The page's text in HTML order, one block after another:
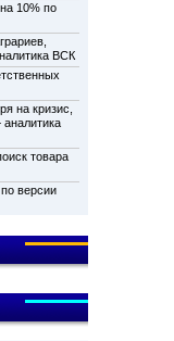
10% по
ВСК
на кризис,
товара
версии